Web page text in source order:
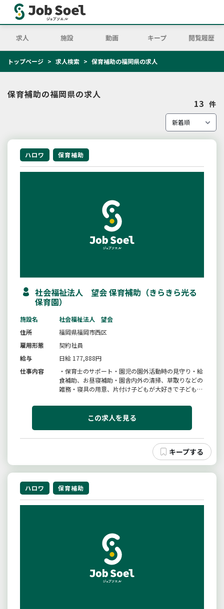
求人 施設 動画 キープ 閲覧履歴
トップページ 求人検索 保育補助の福岡県の求人
保育補助の福岡県の求人
13 件
ハロワ 保育補助
社会福祉法人 望会 保育補助（きらきら光る
保育園）
施設名
社会福祉法人 望会
住所
福岡県福岡市西区
雇用形態
契約社員
給与
日給 177,888円
仕事内容
・保育士のサポート・園児の園外活動時の見守り・給
食補助、お昼寝補助・園舎内外の清掃、草取りなどの
雑務・寝具の用意、片付け子どもが大好きで子どもの
しっかり寄り添いたいという方は、是非ご応募くださ
い。※基本的に１年毎更新となります。＃変更範囲：
この求人を見る
ハロワ 保育補助